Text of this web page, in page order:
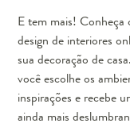
E tem mais! Conheça
design de interiores
sua decoração de
você escolhe os
inspirações e recebe
ainda mais